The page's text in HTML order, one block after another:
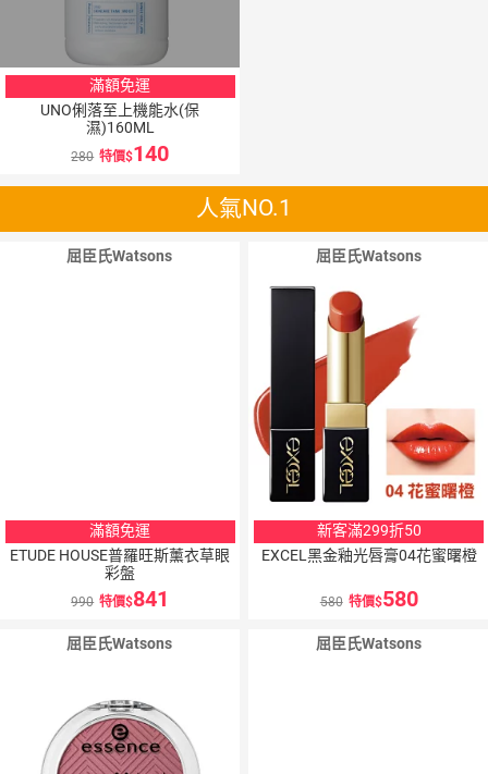
滿額免運
UNO俐落至上機能水(保
濕)160ML
280 特價 140
人氣NO.1
屈臣氏Watsons
滿額免運
ETUDE HOUSE普羅旺斯薰衣草眼
彩盤
990 特價 841
屈臣氏Watsons
新客滿299折50
EXCEL黑金釉光唇膏04花蜜曙橙
580 特價 580
屈臣氏Watsons 屈臣氏Watsons